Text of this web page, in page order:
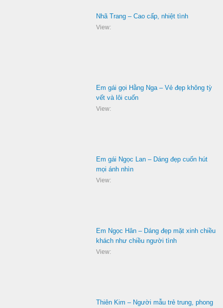
Nhã Trang – Cao cấp, nhiệt tình
View:
Em gái gọi Hằng Nga – Vẻ đẹp không tỳ
vết và lôi cuốn
View:
Em gái Ngọc Lan – Dáng đẹp cuốn hút
mọi ánh nhìn
View:
Em Ngọc Hân – Dáng đẹp mặt xinh chiều
khách như chiều người tình
View:
Thiên Kim – Người mẫu trẻ trung, phong